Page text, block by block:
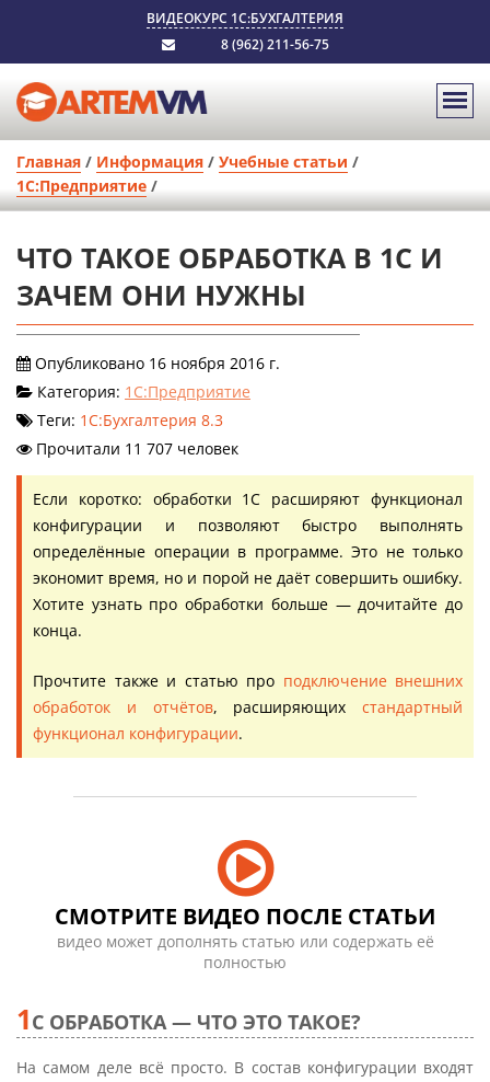
ВИДЕОКУРС 1С:БУХГАЛТЕРИЯ
8 (962) 211-56-75
Главная / Информация / Учебные статьи /
1С:Предприятие /
ЧТО ТАКОЕ ОБРАБОТКА В 1С И
ЗАЧЕМ ОНИ НУЖНЫ
Опубликовано 16 ноября 2016 г.
Категория: 1С:Предприятие
Теги: 1С:Бухгалтерия 8.3
Прочитали 11 707 человек
Если коротко: обработки 1С расширяют функционал
конфигурации и позволяют быстро выполнять
определённые операции в программе. Это не только
экономит время, но и порой не даёт совершить ошибку.
Хотите узнать про обработки больше — дочитайте до
конца.
Прочтите также и статью про подключение внешних
обработок и отчётов, расширяющих стандартный
функционал конфигурации.
СМОТРИТЕ ВИДЕО ПОСЛЕ СТАТЬИ
видео может дополнять статью или содержать её
полностью
1С ОБРАБОТКА — ЧТО ЭТО ТАКОЕ?
На самом деле всё просто. В состав конфигурации входят